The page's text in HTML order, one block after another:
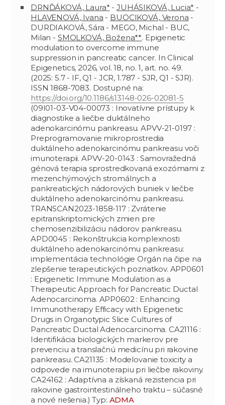
DRNĎÁKOVÁ, Laura* -JUHÁSIKOVÁ, Lucia* -
HLAVENOVÁ, Ivana - BUOCIKOVÁ, Verona -
DURDIAKOVÁ, Sára - MEGO, Michal - BUC,
Milan - SMOLKOVÁ, Božena**. Epigenetic
modulation to overcome immune
suppression in pancreatic cancer. In Clinical
Epigenetics, 2026, vol. 18, no. 1, art. no. 49.
(2025: 5.7 - IF, Q1 - JCR, 1.787 - SJR, Q1 - SJR).
ISSN 1868-7083. Dostupné na:
https://doi.org/10.1186/s13148-026-02081-5
(09I01-03-V04-00073 : Inovatívne prístupy k
diagnostike a liečbe duktálneho
adenokarcinómu pankreasu. APVV-21-0197 :
Preprogramovanie mikroprostredia
duktálneho adenokarcinómu pankreasu voči
imunoterapii. APVV-20-0143 : Samovražedná
génová terapia sprostredkovaná exozómami z
mezenchýmových stromálnych a
pankreatických nádorových buniek v liečbe
duktálneho adenokarcinómu pankreasu.
TRANSCAN2023-1858-117 : Zvrátenie
epitranskriptomických zmien pre
chemosenzibilizáciu nádorov pankreasu.
APD0045 : Rekonštrukcia komplexnosti
duktálneho adenokarcinómu pankreasu:
implementácia technológie Orgán na čipe na
zlepšenie terapeutických poznatkov. APP0601
: Epigenetic Immune Modulation as a
Therapeutic Approach for Pancreatic Ductal
Adenocarcinoma. APP0602 : Enhancing
Immunotherapy Efficacy with Epigenetic
Drugs in Organotypic Slice Cultures of
Pancreatic Ductal Adenocarcinoma. CA21116 :
Identifikácia biologických markerov pre
prevenciu a translačnú medicínu pri rakovine
pankreasu. CA21135 : Modelovanie toxicity a
odpovede na imunoterapiu pri liečbe rakoviny.
CA24162 : Adaptívna a získaná rezistencia pri
rakovine gastrointestinálneho traktu – súčasné
a nové riešenia.) Typ: ADMA